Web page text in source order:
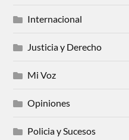
Internacional
Justicia y Derecho
Mi Voz
Opiniones
Policia y Sucesos